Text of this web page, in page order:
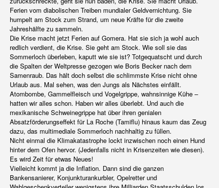
Ferien vom diabolischen Treiben mundialer Geldvernichtung. Sie
humpelt am Stock zum Strand, um neue Kräfte für die zweite
Jahreshälfte zu sammeln.
Die Krise macht jetzt Ferien auf Gomera. Hat sie sich ja wohl auch
redlich verdient, die Krise. Sie geht am Stock. Wie soll sie das
Sommerloch überleben, kaputt wie sie ist? Totgequatscht und durch
die Spalten der Weltpresse gezogen wie Boris Becker nach dem
Samenraub. Das hält doch selbst die schlimmste Krise nicht ohne
Urlaub aus. Mal sehen, was den Jungs als Nächstes einfällt.
Atombombe, Gammelfleisch und Vogelgrippe, wahnsinnige Kühe –
hatten wir alles schon. Haben wir alles überlebt. Und auch die
mexikanische Schweinegrippe hat über ihren genialen
Absatzförderungseffekt für La Roche (Tamiflu) hinaus kaum das Zeug
dazu, das multimediale Sommerloch nachhaltig zu füllen.
Nicht einmal die Klimakatastrophe lockt inzwischen noch einen Hund
hinter dem Ofen hervor. (Jedenfalls nicht in Krisenzeiten wie diesen).
Es wird Zeit für etwas Neues!
Vielleicht kommt ja die Inflation. Dann sind die ganzen
Bankensanierer, Konjunkturankurbler, Opelretter und